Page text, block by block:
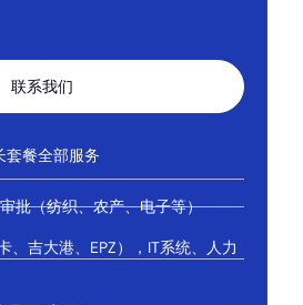
联系我们
套餐全部服务
批（纺织、农产、电子等）
、吉大港、EPZ），IT系统、人力